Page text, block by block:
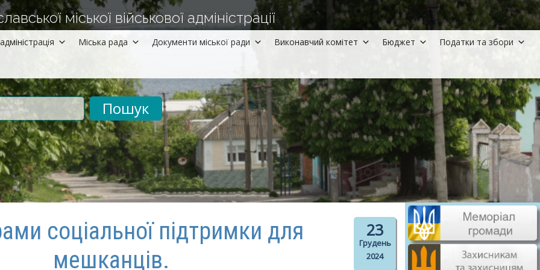
міської військової адміністрації
Міська рада Документи міської ради Виконавчий комітет Бюджет Податки та збори
23
Грудень
2024
соціальної підтримки для
мешканців.